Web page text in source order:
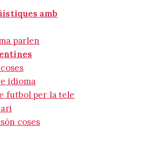
amb
parlen
idioma
futbol per la tele
coses